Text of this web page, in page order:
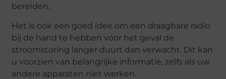
bereiden.
Het is ook een goed idee om een draagbare radio
bij de hand te hebben voor het geval de
stroomstoring langer duurt dan verwacht. Dit kan
u voorzien van belangrijke informatie, zelfs als uw
andere apparaten niet werken.